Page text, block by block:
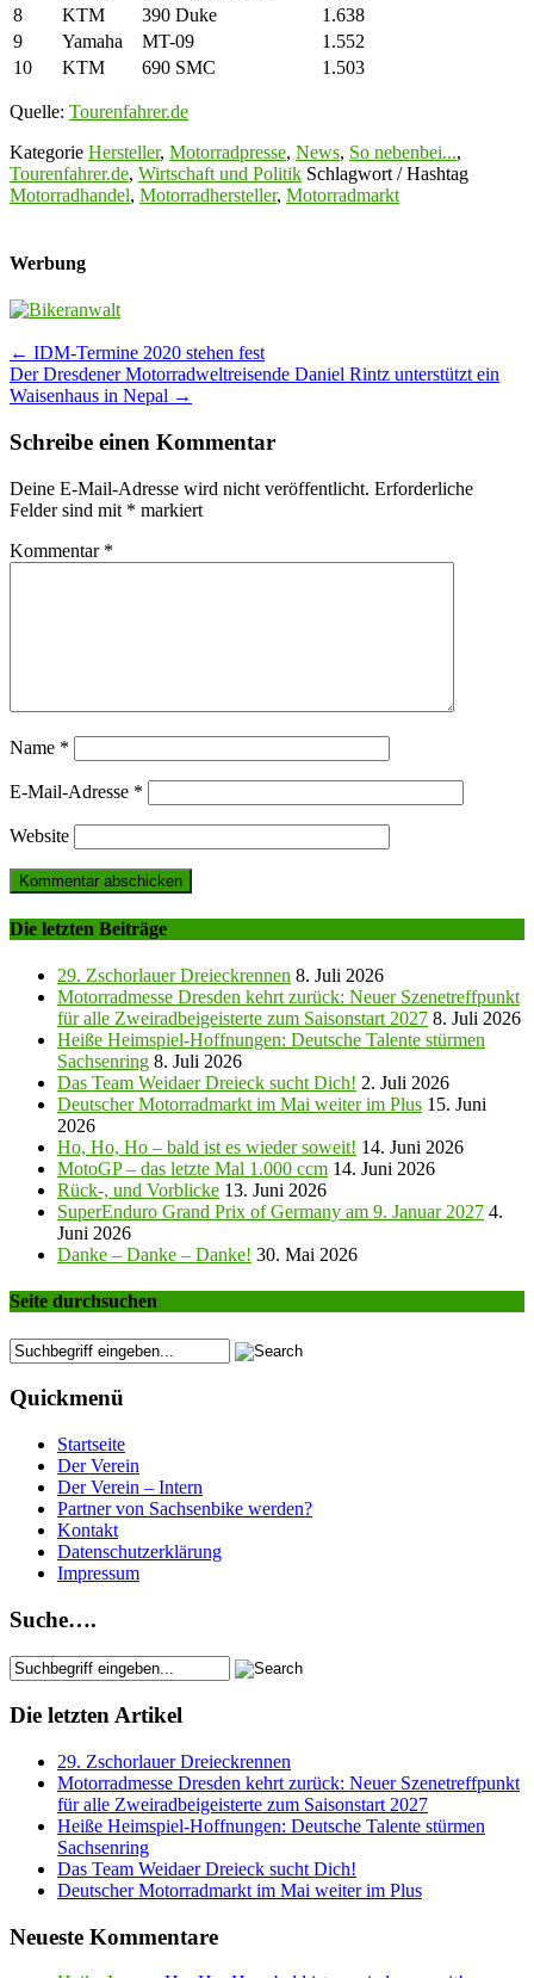
8
KTM 390 Duke
1.638
9
Yamaha MT-09
1.552
10
KTM 690 SMC 1.503
Quelle: Tourenfahrer.de
Kategorie Hersteller, Motorradpresse, News, So nebenbei...,
Tourenfahrer.de, Wirtschaft und Politik Schlagwort / Hashtag
Motorradhandel, Motorradhersteller, Motorradmarkt
Werbung
Post
navigation
← IDM-Termine 2020 stehen fest
Der Dresdener Motorradweltreisende Daniel Rintz unterstützt ein
Waisenhaus in Nepal →
Schreibe einen Kommentar
Deine E-Mail-Adresse wird nicht veröffentlicht. Erforderliche
Felder sind mit * markiert
Kommentar *
Name *
E-Mail-Adresse *
Website
Die letzten Beiträge
29. Zschorlauer Dreieckrennen 8. Juli 2026
Motorradmesse Dresden kehrt zurück: Neuer Szenetreffpunkt
für alle Zweiradbeigeisterte zum Saisonstart 2027 8. Juli 2026
Heiße Heimspiel-Hoffnungen: Deutsche Talente stürmen
Sachsenring 8. Juli 2026
Das Team Weidaer Dreieck sucht Dich! 2. Juli 2026
Deutscher Motorradmarkt im Mai weiter im Plus 15. Juni
2026
Ho, Ho, Ho – bald ist es wieder soweit! 14. Juni 2026
MotoGP – das letzte Mal 1.000 ccm 14. Juni 2026
Rück-, und Vorblicke 13. Juni 2026
SuperEnduro Grand Prix of Germany am 9. Januar 2027 4.
Juni 2026
Danke – Danke – Danke! 30. Mai 2026
Seite durchsuchen
Quickmenü
Startseite
Der Verein
Der Verein – Intern
Partner von Sachsenbike werden?
Kontakt
Datenschutzerklärung
Impressum
Suche….
Die letzten Artikel
29. Zschorlauer Dreieckrennen
Motorradmesse Dresden kehrt zurück: Neuer Szenetreffpunkt
für alle Zweiradbeigeisterte zum Saisonstart 2027
Heiße Heimspiel-Hoffnungen: Deutsche Talente stürmen
Sachsenring
Das Team Weidaer Dreieck sucht Dich!
Deutscher Motorradmarkt im Mai weiter im Plus
Neueste Kommentare